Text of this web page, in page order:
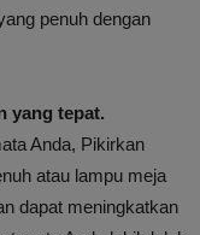
penuh dengan
yang tepat.
Anda, Pikirkan
atau lampu meja
dapat meningkatkan